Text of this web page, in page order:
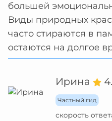
большей
Виды природных
часто стираются в
остаются на долгое
Ирина
Частный гид
скорость